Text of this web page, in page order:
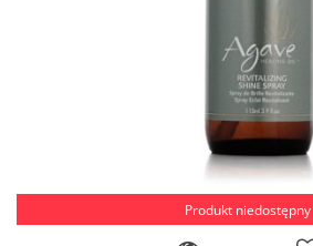
Produkt niedostępny